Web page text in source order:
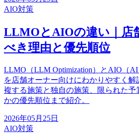
AIO対策
LLMOとAIOの違い｜店
べき理由と優先順位
LLMO（LLM Optimization）とAIO（AI
を店舗オーナー向けにわかりやすく
複する施策と独自の施策、限られた予
かの優先順位まで紹介。
2026年05月25日
AIO対策